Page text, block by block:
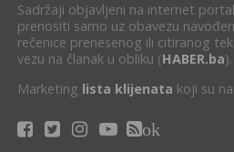
Sadržaji objavljeni na internet
prenositi samo uz obavezu
rečenice prenesenog ili citiranog
vezu na članak u obliku (HABER.ba).
Marketing lista klijenata koji su
ok